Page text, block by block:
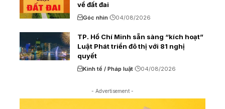
về đất đai
Góc nhìn 04/08/2026
TP. Hồ Chí Minh sẵn sàng “kích hoạt”
Luật Phát triển đô thị với 81 nghị
quyết
Kinh tế / Pháp luật 04/08/2026
- Advertisement -